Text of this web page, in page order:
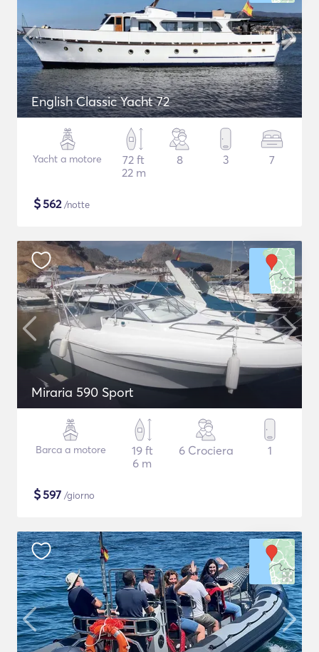
English Classic Yacht 72
Yacht a motore
72 ft
22 m
8 3 7
$562/notte
Miraria 590 Sport
Barca a motore
19 ft
6 m
6 Crociera 1
$597 /giorno